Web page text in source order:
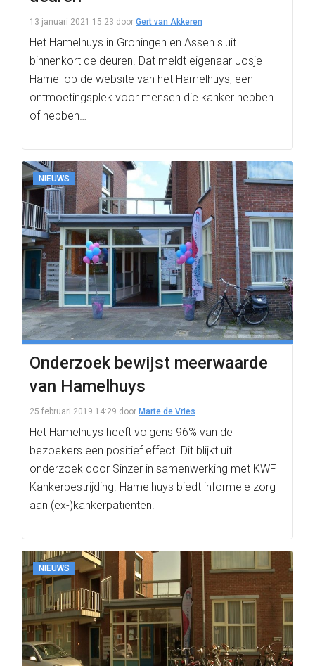
13 januari 2021 15:23 door Gert van Akkeren
Het Hamelhuys in Groningen en Assen sluit
binnenkort de deuren. Dat meldt eigenaar Josje
Hamel op de website van het Hamelhuys, een
ontmoetingsplek voor mensen die kanker hebben
of hebben…
NIEUWS
Onderzoek bewijst meerwaarde
van Hamelhuys
25 februari 2019 14:29 door Marte de Vries
Het Hamelhuys heeft volgens 96% van de
bezoekers een positief effect. Dit blijkt uit
onderzoek door Sinzer in samenwerking met KWF
Kankerbestrijding. Hamelhuys biedt informele zorg
aan (ex-)kankerpatiënten.
NIEUWS